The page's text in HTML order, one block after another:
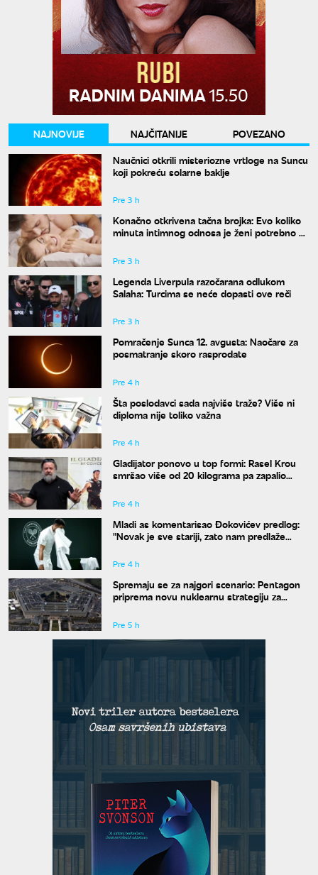
NAJNOVIJE NAJČITANIJE
POVEZANO
Naučnici otkrili misteriozne vrtloge na Suncu
koji pokreću solarne baklje
Pre 3 h
Konačno otkrivena tačna brojka: Evo koliko
minuta intimnog odnosa je ženi potrebno da
Pre 3 h
Legenda Liverpula razočarana odlukom
Salaha: Turcima se neće dopasti ove reči
Pre 3 h
Pomračenje Sunca 12. avgusta: Naočare za
posmatranje skoro rasprodate
Pre 4 h
Šta poslodavci sada najviše traže? Više ni
diploma nije toliko važna
Pre 4 h
Gladijator ponovo u top formi: Rasel Krou
smršao više od 20 kilograma pa zapalio
Pre 4 h
Mladi as komentarisao Đokovićev predlog:
"Novak je sve stariji, zato nam predlaže
Pre 4 h
Spremaju se za najgori scenario: Pentagon
priprema novu nuklearnu strategiju za
Pre 5 h